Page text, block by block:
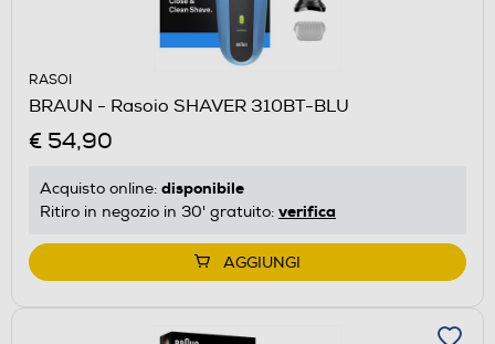
RASOI
BRAUN - Rasoio SHAVER 310BT-BLU
€ 54,90
Acquisto online: disponibile
Ritiro in negozio in 30' gratuito: verifica
AGGIUNGI